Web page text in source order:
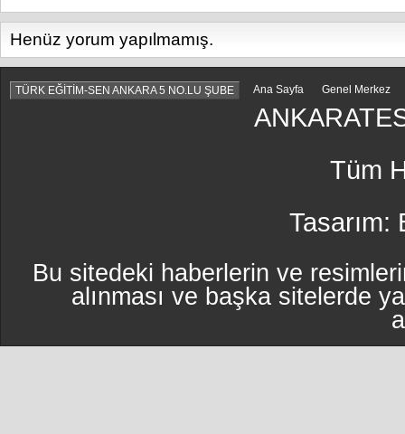
Henüz yorum yapılmamış.
TÜRK EĞİTİM-SEN ANKARA 5 NO.LU ŞUBE Ana Sayfa Genel Merkez
Tüm
Tasarım:
Bu sitedeki haberlerin ve
alınması ve başka sitelerde